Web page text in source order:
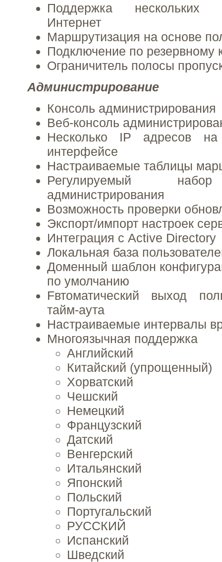
Поддержка нескольких
Интернет
Маршрутизация на основе
Подключение по резервному
Ограничитель полосы
Администрирование
Консоль администрирования
Веб-консоль
Несколько IP адресов
интерфейсе
Настраиваемые таблицы
Регулируемый
администрирования
Возможность проверки
Экспорт/импорт настроек
Интеграция с Active Directory
Локальная база
Доменный шаблон
по умолчанию
Fвтоматический выход
тайм-аута
Настраиваемые интервалы
Многоязычная поддержка
Английский
Китайский (упрощенный)
Хорватский
Чешский
Немецкий
Французский
Датский
Венгерский
Итальянский
Японский
Польский
Португальский
РУССКИЙ
Испанский
Шведский